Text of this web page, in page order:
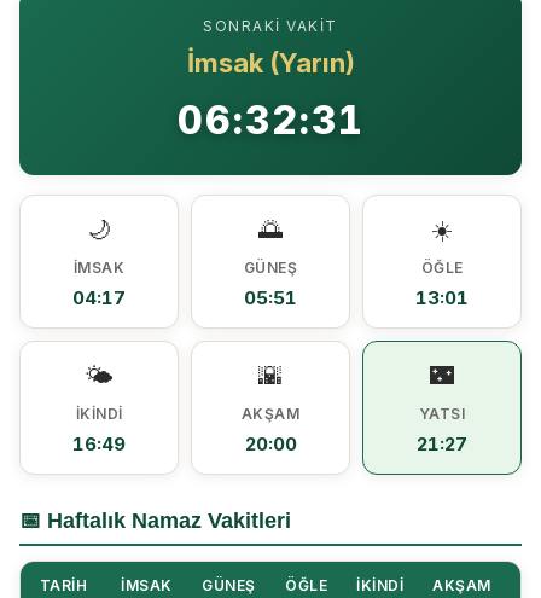
16:48 | Kaymakam Kaptanoğlu’ndan Kıbrıs Gazisi Recep Kıral’a iftar ziyareti
SONRAKI VAKIT
İmsak (Yarın)
06:32:31
🌙
İMSAK
04:17
🌅
GÜNEŞ
05:51
☀️
ÖĞLE
13:01
🌤️
İKINDI
16:49
🌇
AKŞAM
20:00
🌃
YATSI
21:27
📅 Haftalık Namaz Vakitleri
TARIH İMSAK GÜNEŞ ÖĞLE İKINDI AKŞAM